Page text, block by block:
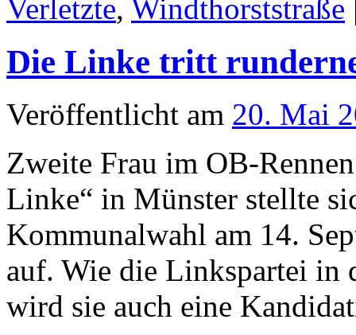
Verletzte, Windthorststraße
Die Linke tritt
Veröffentlicht am 20. Mai
Zweite Frau im OB-
Linke“ in Münster stellte
Kommunalwahl am 14.
auf. Wie die Linkspartei in
wird sie auch eine